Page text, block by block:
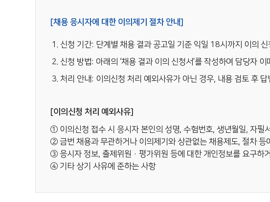
[채용 응시자에 대한 이의제기 절차 안내]
신청 기간: 단계별 채용 결과 공고일 기준 익일 18시까지 이의 신
신청 방법: 아래의 ‘채용 결과 이의 신청서’를 작성하여 담당자
처리 안내: 이의신청 처리 예외사유가 아닌 경우, 내용 검토 후 답
[이의신청 처리 예외사유]
① 이의신청 접수 시 응시자 본인의 성명, 수험번호, 생년월일, 자필
② 금번 채용과 무관하거나 이의제기와 상관없는 채용제도, 절차 등
③ 응시자 정보, 출제위원·평가위원 등에 대한 개인정보를 요구하
④ 기타 상기 사유에 준하는 사항